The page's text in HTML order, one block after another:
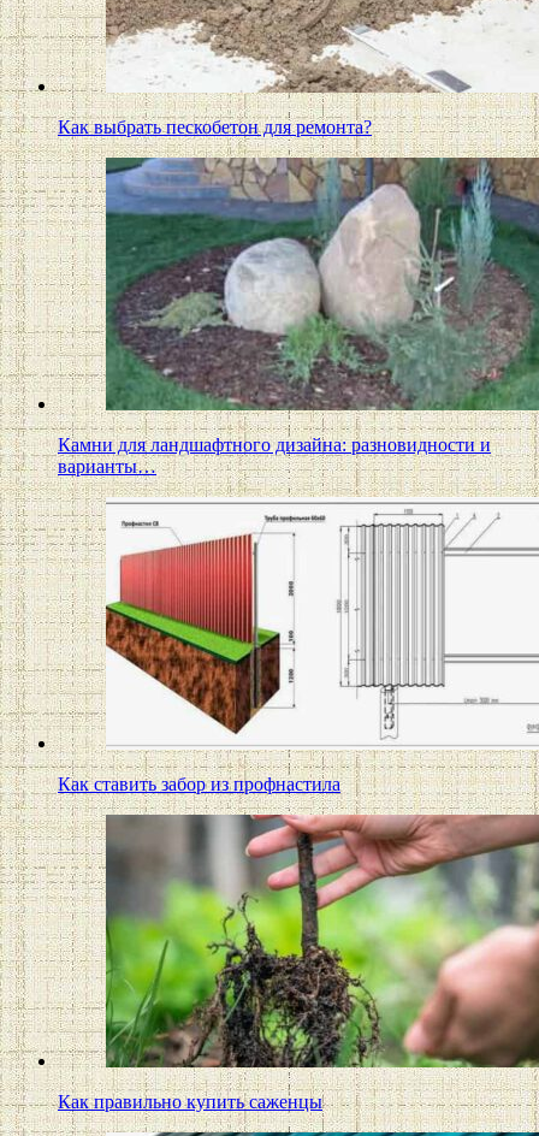
Как выбрать пескобетон для ремонта?
Камни для ландшафтного дизайна: разновидности и
варианты…
Как ставить забор из профнастила
Как правильно купить саженцы